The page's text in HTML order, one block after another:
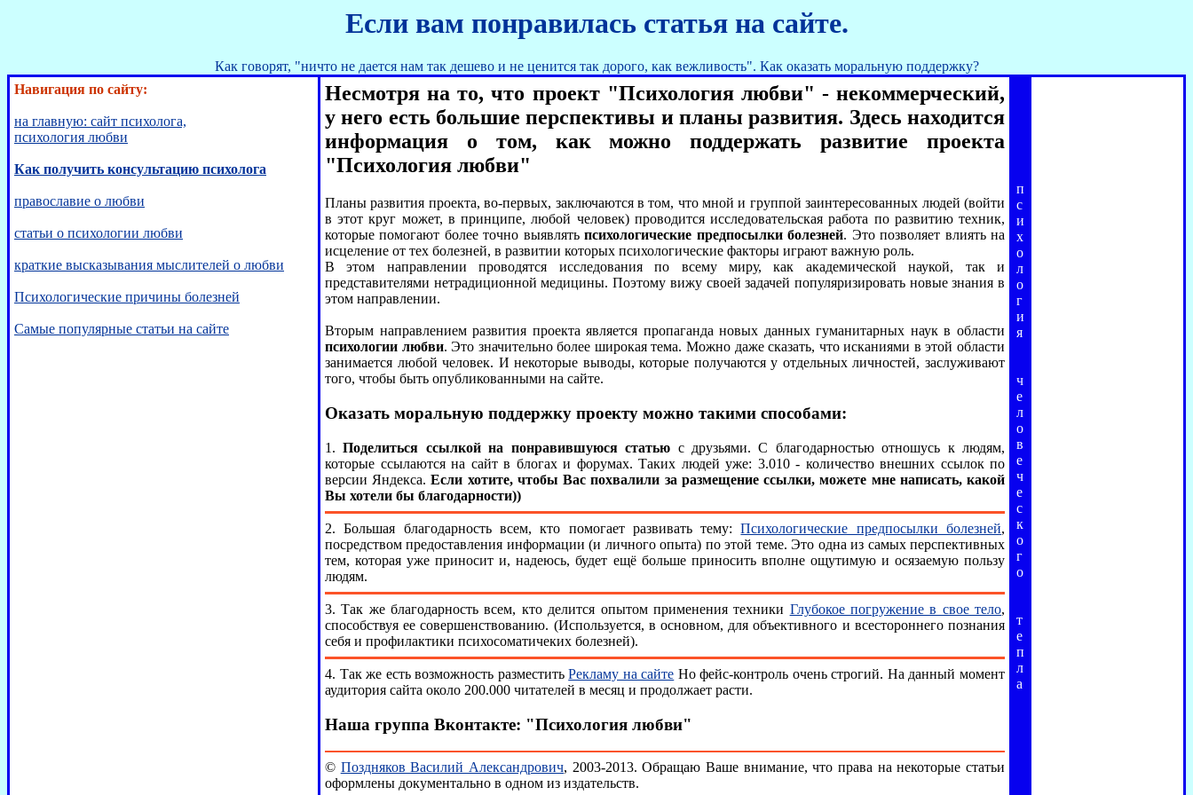
Если вам понравилась статья на сайте.
Как говорят, "ничто не дается нам так дешево и не ценится так дорого, как вежливость". Как оказать моральную поддержку?
Навигация по сайту:
на главную: сайт психолога,
психология любви
Как получить консультацию психолога
православие о любви
статьи о психологии любви
краткие высказывания мыслителей о любви
Психологические причины болезней
Самые популярные статьи на сайте
Несмотря на то, что проект "Психология любви" - некоммерческий,
у него есть большие перспективы и планы развития. Здесь находится
информация о том, как можно поддержать развитие проекта
"Психология любви"
Планы развития проекта, во-первых, заключаются в том, что мной и группой заинтересованных людей (войти
в этот круг может, в принципе, любой человек) проводится исследовательская работа по развитию техник,
которые помогают более точно выявлятьпсихологические предпосылки болезней. Это позволяет влиять на
исцеление от тех болезней, в развитии которых психологические факторы играют важную роль.
В этом направлении проводятся исследования по всему миру, как академической наукой, так и
представителями нетрадиционной медицины. Поэтому вижу своей задачей популяризировать новые знания в
этом направлении.
Вторым направлением развития проекта является пропаганда новых данных гуманитарных наук в области
психологии любви. Это значительно более широкая тема. Можно даже сказать, что исканиями в этой области
занимается любой человек. И некоторые выводы, которые получаются у отдельных личностей, заслуживают
того, чтобы быть опубликованными на сайте.
Оказать моральную поддержку проекту можно такими способами:
1.Поделиться ссылкой на понравившуюся статью с друзьями. С благодарностью отношусь к людям,
которые ссылаются на сайт в блогах и форумах. Таких людей уже: 3.010 - количество внешних ссылок по
версии Яндекса.Если хотите, чтобы Вас похвалили за размещение ссылки, можете мне написать, какой
Вы хотели бы благодарности))
2. Большая благодарность всем, кто помогает развивать тему:Психологические предпосылки болезней,
посредством предоставления информации (и личного опыта) по этой теме. Это одна из самых перспективных
тем, которая уже приносит и, надеюсь, будет ещё больше приносить вполне ощутимую и осязаемую пользу
людям.
3. Так же благодарность всем, кто делится опытом применения техники Глубокое погружение в свое тело,
способствуя ее совершенствованию. (Используется, в основном, для объективного и всестороннего познания
себя и профилактики психосоматичеких болезней).
4. Так же есть возможность разместитьРекламу на сайте Но фейс-контроль очень строгий. На данный момент
аудитория сайта около 200.000 читателей в месяц и продолжает расти.
Наша группа Вконтакте: "Психология любви"
© Поздняков Василий Александрович, 2003-2013. Обращаю Ваше внимание, что права на некоторые статьи
оформлены документально в одном из издательств.
п
с
и
х
о
л
о
г
и
я
ч
е
л
о
в
е
ч
е
с
к
о
г
о
т
е
п
л
а